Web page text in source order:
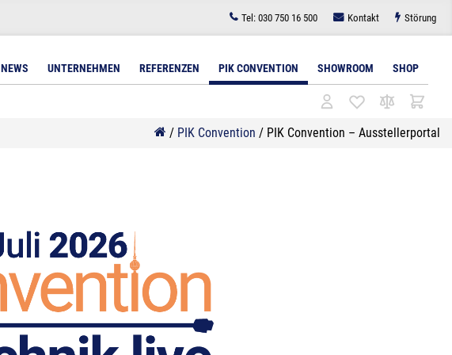
Tel: 030 750 16 500 Kontakt Störung
NEWS UNTERNEHMEN REFERENZEN PIK CONVENTION SHOWROOM SHOP
Displays 56 – 65 Zoll
Displays 66 – 75 Zoll
Displays 76 – 85 Zoll
Displays über 85 Zoll
/ PIK Convention / PIK Convention – Ausstellerportal